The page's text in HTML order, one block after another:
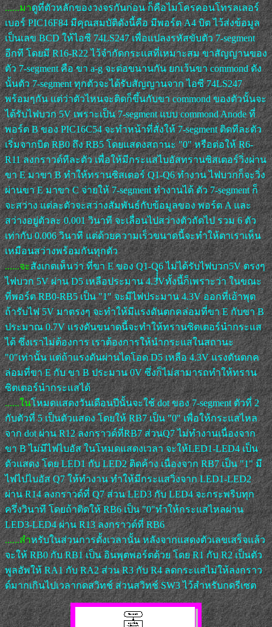
......มาดูที่ตัวหลักของวงจรกันก่อน ก็คือไมโครคอนโทรลเลอร์
เบอร์ PIC16F84มีคุณสมบัติดังนี้คือ มีพอร์ต A4 บิต ไว้ส่งข้อมูล
เป็นเลข BCD ให้ไอซี 74LS247 เพื่อแปลงรหัสขับตัว 7-segment
อีกที โดยมี R16-R22 ไว้จำกัดกระแสที่เหมาะสม ขาสัญญานของ
ตัว 7-segment คือ ขา a-g จะต่อขนานกัน ยกเว้นขา commond ดัง
นั้นตัว 7-segment ทุกตัวจะได้รับสัญญานจาก ไอซี 74LS247
พร้อมๆกัน แต่ว่าตัวไหนจะติดก็ขึ้นกับขา commond ของตัวนั้นจะ
ได้รับไฟบวก 5V เพราะเป็น 7-segment แบบ commond Anode ที่
พอร์ต B ของ PIC16C54 จะทำหน้าที่สั่งให้ 7-segment ติดทีละตัว
เริ่มจากบิต RB0 ถึง RB5 โดยแสดงสถานะ "0" หรือต่อให้ R6-
R11 ลงกราวด์ทีละตัว เพื่อให้มีกระแสไบอัสทรานซิสเตอร์วิ่งผ่าน
ขา E มาขา B ทำให้ทรานซิสเตอร์ Q1-Q6 ทำงาน ไฟบวกก็จะวิ่ง
ผ่านขา E มาขา C จ่ายให้ 7-segment ทำงานได้ ตัว 7-segment ก็
จะสว่าง แต่ละตัวจะสว่างสัมพันธ์กับข้อมูลของ พอร์ต A และ
สว่างอยู่ตัวละ 0.001 วินาที จะเลื่อนไปสว่างตัวถัดไป รวม 6 ตัว
เท่ากับ 0.006 วินาที แต่ด้วยความเร็วขนาดนี้จะทำให้ตาเราเห็น
เหมือนสว่างพร้อมกันทุกตัว
......จะสังเกตเห็นว่า ที่ขา E ของ Q1-Qุุุุุ6 ไม่ได้รับไฟบวก5V ตรงๆ
ไฟบวก 5V ผ่าน D5 เหลือประมาน 4.3Vทั้งนี้ก็เพราะว่า ในขณะ
ที่พอร์ต RB0-RB5 เป็น "1" จะมีไฟประมาน 4.3V ออกที่เอ้าพุต
ถ้ารับไฟ 5V มาตรงๆ จะทำให้มีแรงดันตกคล่อมที่ขา E กับขา B
ประมาณ 0.7V แรงดันขนาดนี้จะทำให้ทรานซิตเตอร์นำกระแส
ได้ ซึ่งเราไม่ต้องการ เราต้องการให้นำกระแสในสถานะ
"0"เท่านั้น แต่ถ้าแรงดันผ่านไดโอด D5 เหลือ 4.3V แรงดันตกค
ล่อมที่ขา E กับ ขา B ประมาน 0V ซึ่งก็ไม่สามารถทำให้ทราน
ซิตเตอร์นำกระแสได้
......ในโหมดแสดงวันเดือนปีนั้นจะใช้ dot ของ 7-segment ตัวที่ 2
กับตัวที่ 5 เป็นตัวแสดง โดยให้ RB7 เป็น "0" เพื่อให้กระแสไหล
จาก dot ผ่าน R12 ลงกราวด์ที่RB7 ส่วนQ7 ไม่ทำงานเนื่องจาก
ขา B ไม่มีไฟไบอัส ในโหมดแสดงเวลา จะให้LED1-LED4 เป็น
ตัวแสดง โดย LED1 กับ LED2 ติดค้าง เนื่องจาก RB7 เป็น "1" มี
ไฟไปไบอัส Q7 ให้ทำงาน ทำให้มีกระแสวิ่งจาก LED1-LED2
ผ่าน R14 ลงกราวด์ที่ Q7 ส่วน LED3 กับ LED4 จะกระพริบทุก
ครึ่งวินาที โดยถ้าติดให้ RB6 เป็น "0"ทำให้กระแสไหลผ่าน
LED3-LED4 ผ่าน R13 ลงกราวด์ที่ RB6
......สำหรับในส่วนการตั้งเวลานั้น หลังจากแสดงตัวเลขเสร็จแล้ว
จะให้ RB0 กับ RB1 เป็น อินพุตพอร์ตด้วย โดย R1 กับ R2 เป็นตัว
พูลอัพให้ RA1 กับ RA2 ส่วน R3 กับ R4 ลดกระแสไม่ให้ลงกราว
ด์มากเกินไปเวลากดสวิทช์ ส่วนสวิทช์ SW3 ไว้สำหรับกดรีเซต